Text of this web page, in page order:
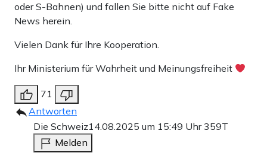
oder S-Bahnen) und fallen Sie bitte nicht auf Fake
News herein.
Vielen Dank für Ihre Kooperation.
Ihr Ministerium für Wahrheit und Meinungsfreiheit
71
Antworten
Die Schweiz14.08.2025 um 15:49 Uhr359T
Melden